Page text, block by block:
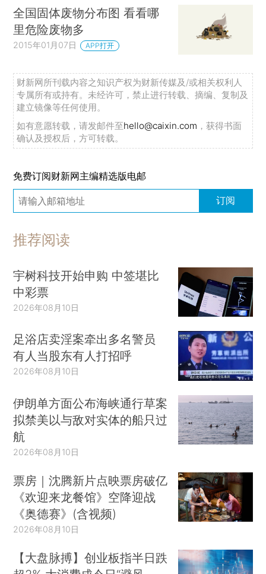
全国固体废物分布图 看看哪
里危险废物多
2015年01月07日 APP打开
财新网所刊载内容之知识产权为财新传媒及/或相关权利人
专属所有或持有。未经许可，禁止进行转载、摘编、复制及
建立镜像等任何使用。
如有意愿转载，请发邮件至hello@caixin.com ，获得书面
确认及授权后，方可转载。
免费订阅财新网主编精选版电邮
订阅
推荐阅读
宇树科技开始申购 中签堪比
中彩票
2026年08月10日
足浴店卖淫案牵出多名警员
有人当股东有人打招呼
2026年08月10日
伊朗单方面公布海峡通行草案
拟禁美以与敌对实体的船只过
航
2026年08月10日
票房｜沈腾新片点映票房破亿
《欢迎来龙餐馆》空降迎战
《奥德赛》(含视频)
2026年08月10日
【大盘脉搏】创业板指半日跌